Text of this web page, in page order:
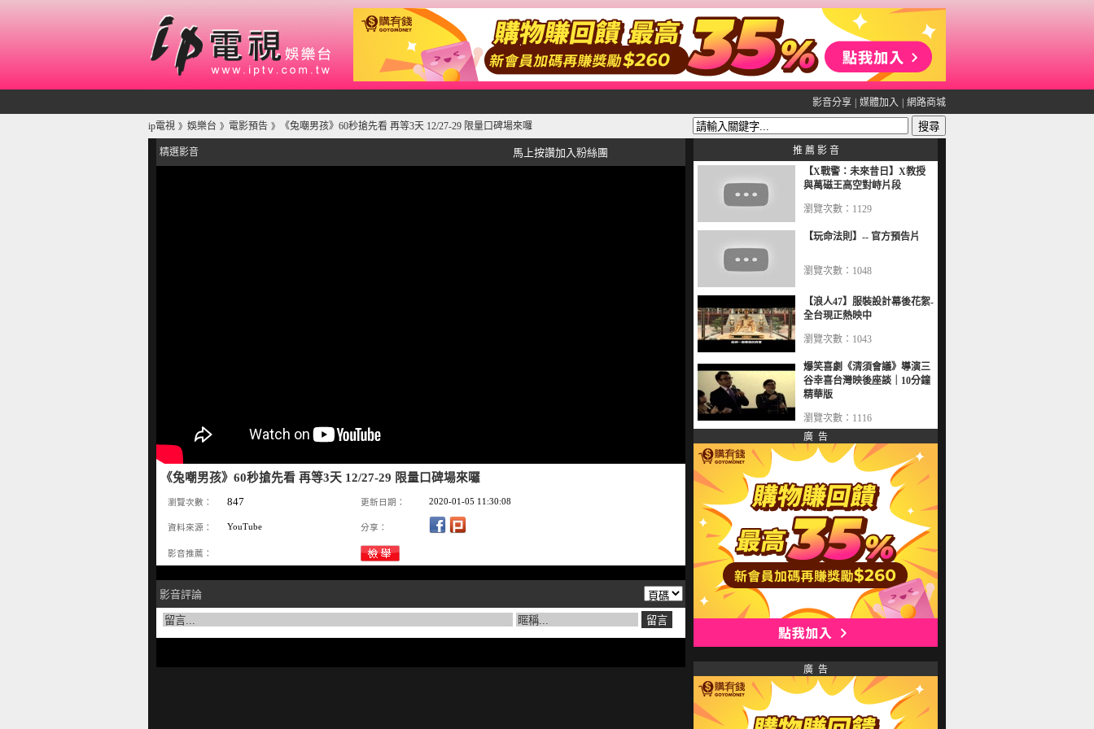
影音分享 媒體加入 網路商城
ip電視 》 娛樂台 》 電影預告 》 《兔嘲男孩》60秒搶先看 再等3天 12/27-29 限量口碑場來囉
精選影音 馬上按讚加入粉絲團
《兔嘲男孩》60秒搶先看 再等3天 12/27-29 限量口碑場來囉
瀏覽次數： 847 更新日期： 2020-01-05 11:30:08
資料來源： YouTube 分享：
影音推薦：
影音評論
推 薦 影 音
【X戰警：未來昔日】X教授
與萬磁王高空對峙片段
瀏覽次數：1129
【玩命法則】-- 官方預告片
瀏覽次數：1048
【浪人47】服裝設計幕後花絮-
全台現正熱映中
瀏覽次數：1043
爆笑喜劇《清須會議》導演三
谷幸喜台灣映後座談｜10分鐘
精華版
瀏覽次數：1116
廣 告
廣 告